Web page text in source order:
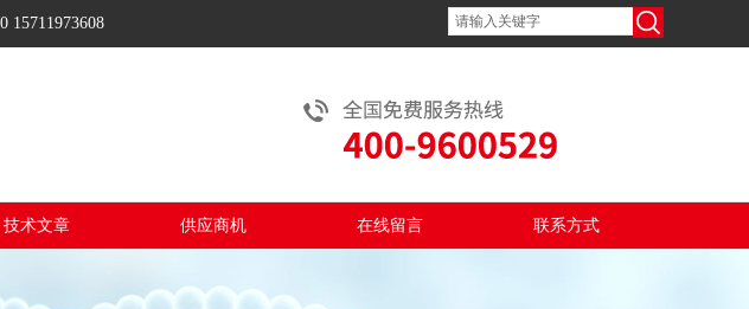
15711973608
技术文章 供应商机 在线留言 联系方式